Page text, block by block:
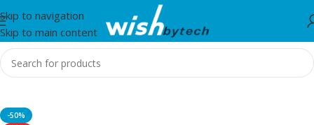
Skip to navigation
Skip to main content
Home/Smartwatches
-50%